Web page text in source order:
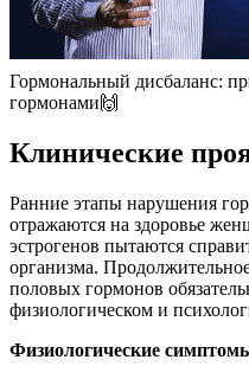
Гормональный дисбаланс:
гормонами🙌
Клинические
Ранние этапы нарушения
отражаются на здоровье
эстрогенов пытаются
организма.
половых гормонов
физиологическом и
Физиологические